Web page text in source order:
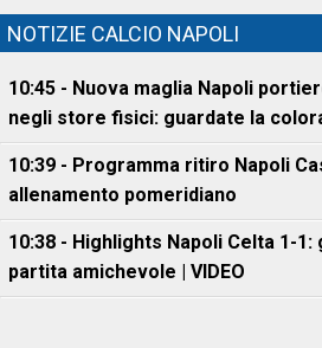
NOTIZIE CALCIO NAPOLI
10:45 - Nuova maglia Napoli
negli store fisici: guardate la
10:39 - Programma ritiro Napoli
allenamento pomeridiano
10:38 - Highlights Napoli Celta 1-
partita amichevole | VIDEO